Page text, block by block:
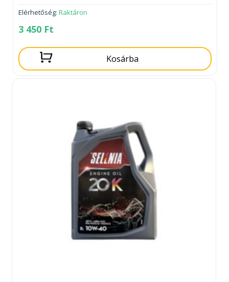
Elérhetőség: Raktáron
3 450 Ft
Kosárba